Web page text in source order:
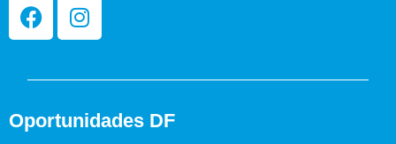
Oportunidades DF